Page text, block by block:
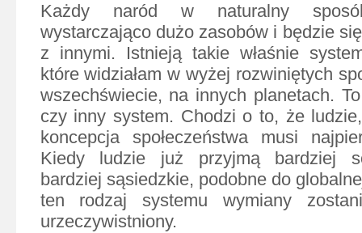
Każdy naród w naturalny
wystarczająco dużo zasobów i będzie
z innymi. Istnieją takie właśnie
które widziałam w wyżej rozwiniętych
wszechświecie, na innych planetach.
czy inny system. Chodzi o to, że
koncepcja społeczeństwa musi
Kiedy ludzie już przyjmą bardziej
bardziej sąsiedzkie, podobne do
ten rodzaj systemu wymiany
urzeczywistniony.